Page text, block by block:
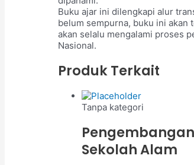
Buku ajar ini dilengkapi alur
belum sempurna, buku ini akan
akan selalu mengalami proses
Nasional.
Produk Terkait
Tanpa kategori
Sekolah Alam